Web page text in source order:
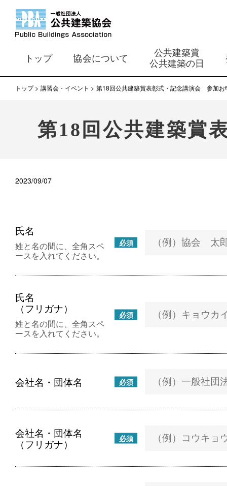
トップ 協会について
公共建築賞
公共建築の日
トップ 講習会・イベント 第18回公共建築賞表彰式・記念講演会 参加お
第18回公共建築賞
2023/09/07
氏名
必須
姓と名の間に、全角スペ
ースを入れてください。
氏名
（フリガナ）
必須
姓と名の間に、全角スペ
ースを入れてください。
会社名・団体名 必須
会社名・団体名
（フリガナ）
必須